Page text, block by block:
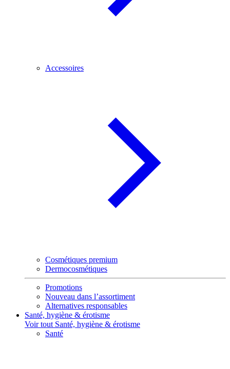
Accessoires
Cosmétiques premium
Dermocosmétiques
Promotions
Nouveau dans l’assortiment
Alternatives responsables
Santé, hygiène & érotisme
Voir tout Santé, hygiène & érotisme
Santé